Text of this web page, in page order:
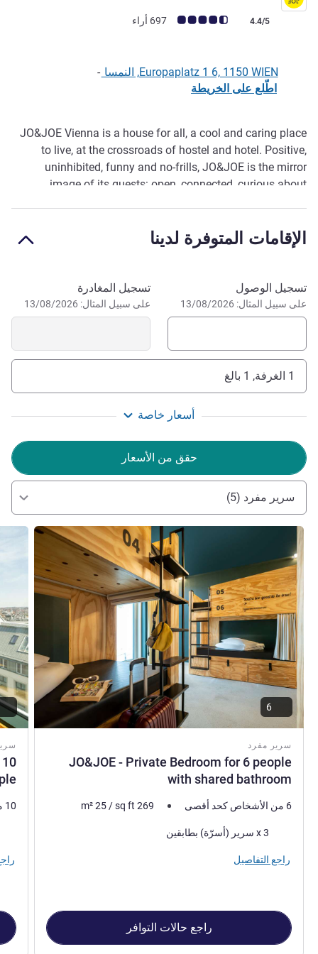
ملاحظة أراء العملاء (رأي ALL)
4.4/5 697 أراء
Europaplatz 1 6, 1150 WIEN, النمسا
-
اطّلع على الخريطة
الوصف
JO&JOE Vienna is a house for all, a cool and caring place
to live, at the crossroads of hostel and hotel. Positive,
uninhibited, funny and no-frills, JO&JOE is the mirror
image of its guests: open, connected, curious about
lively atmosphere and surprising design.
الإقامات المتوفرة لدينا
احجز في هذا الفندق
تسجيل الوصول
على سبيل المثال: 13/08/2026
تسجيل المغادرة
على سبيل المثال: 13/08/2026
1 الغرفة, 1 بالغ
أسعار خاصة
حقق من الأسعار
سرير مفرد (5)
سرير مفرد
JO&JOE - Private Bedroom for 6 people
with shared bathroom
راجع التفاصيل
6 من الأشخاص كحد أقصى m²25/sq ft 269
فرش السرير
3 x سرير (أسرّة) بطابقين
راجع التفاصيل
راجع حالات التوافر
راجع
10 من الأشخاص كحد أقصى